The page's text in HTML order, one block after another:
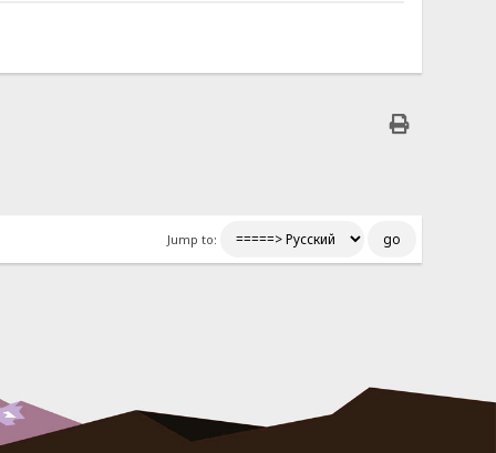
Jump to: